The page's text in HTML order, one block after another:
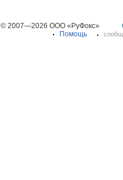
© 2007—2026 ООО «РуФокс»
Помощь